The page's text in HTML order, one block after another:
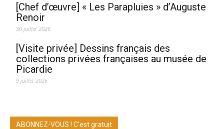
[Chef d’œuvre] « Les Parapluies » d’Auguste
Renoir
30 juillet 2026
[Visite privée] Dessins français des
collections privées françaises au musée de
Picardie
9 juillet 2026
ABONNEZ-VOUS ! C'est gratuit